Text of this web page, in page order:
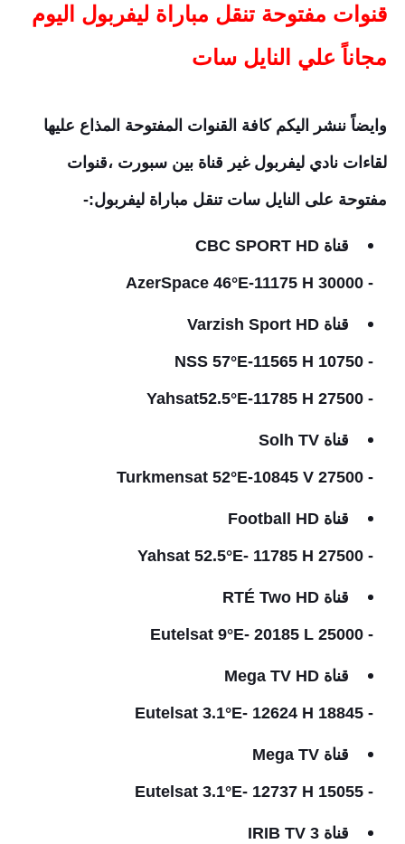
قنوات مفتوحة تنقل مباراة ليفربول اليوم
مجاناً علي النايل سات
وايضاً ننشر اليكم كافة القنوات المفتوحة المذاع عليها
لقاءات نادي ليفربول غير قناة بين سبورت ،قنوات
مفتوحة على النايل سات تنقل مباراة ليفربول:-
قناة CBC SPORT HD
- AzerSpace 46°E-11175 H 30000
قناة Varzish Sport HD
- NSS 57°E-11565 H 10750
- Yahsat52.5°E-11785 H 27500
قناة Solh TV
- Turkmensat 52°E-10845 V 27500
قناة Football HD
- Yahsat 52.5°E- 11785 H 27500
قناة RTÉ Two HD
- Eutelsat 9°E- 20185 L 25000
قناة Mega TV HD
- Eutelsat 3.1°E- 12624 H 18845
قناة Mega TV
- Eutelsat 3.1°E- 12737 H 15055
قناة IRIB TV 3